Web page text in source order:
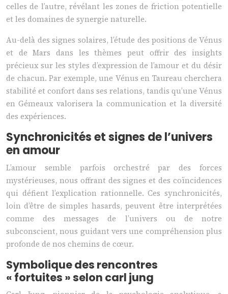
celles de l’autre, révélant les zones de friction potentielle
et les domaines de synergie naturelle.
Au-delà des signes solaires, l’étude des positions de Vénus
et de Mars dans les thèmes peut offrir des insights
précieux sur les styles d’expression de l’amour et du désir
de chacun. Par exemple, une Vénus en Taureau cherchera
stabilité et confort dans ses relations, tandis qu’une Vénus
en Gémeaux valorisera la communication et la diversité
des expériences.
Synchronicités et signes de l’univers
en amour
L’amour semble parfois orchestré par des forces
mystérieuses, nous offrant des signes et des coïncidences
qui défient l’explication rationnelle. Ces synchronicités,
loin d’être de simples hasards, peuvent être interprétées
comme des messages de l’univers ou de notre
subconscient, nous guidant vers une compréhension plus
profonde de nos chemins de cœur.
Symbolique des rencontres
« fortuites » selon carl jung